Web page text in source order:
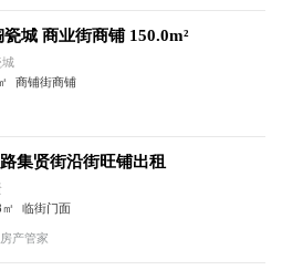
城 商业街商铺 150.0m²
城
商铺街商铺
集贤街沿街旺铺出租
临街门面
房产管家